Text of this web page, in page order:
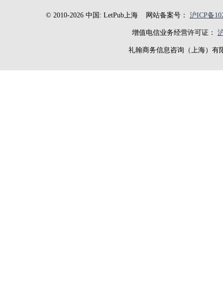
© 2010-2026 中国: LetPub上海网站备案号： 沪ICP备
增值电信业务经营许可证：
礼翰商务信息咨询（上海）